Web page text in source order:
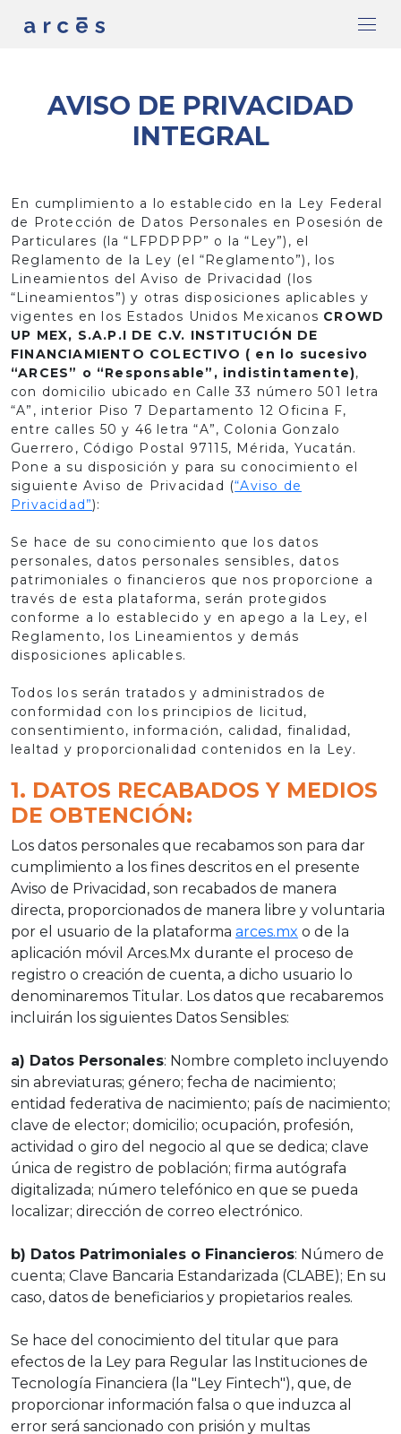
AVISO DE PRIVACIDAD
INTEGRAL
En cumplimiento a lo establecido en la Ley Federal
de Protección de Datos Personales en Posesión de
Particulares (la “LFPDPPP” o la “Ley”), el
Reglamento de la Ley (el “Reglamento”), los
Lineamientos del Aviso de Privacidad (los
“Lineamientos”) y otras disposiciones aplicables y
vigentes en los Estados Unidos Mexicanos CROWD
UP MEX, S.A.P.I DE C.V. INSTITUCIÓN DE
FINANCIAMIENTO COLECTIVO ( en lo sucesivo
“ARCES” o “Responsable”, indistintamente),
con domicilio ubicado en Calle 33 número 501 letra
“A”, interior Piso 7 Departamento 12 Oficina F,
entre calles 50 y 46 letra “A”, Colonia Gonzalo
Guerrero, Código Postal 97115, Mérida, Yucatán.
Pone a su disposición y para su conocimiento el
siguiente Aviso de Privacidad (“Aviso de
Privacidad”):
Se hace de su conocimiento que los datos
personales, datos personales sensibles, datos
patrimoniales o financieros que nos proporcione a
través de esta plataforma, serán protegidos
conforme a lo establecido y en apego a la Ley, el
Reglamento, los Lineamientos y demás
disposiciones aplicables.
Todos los serán tratados y administrados de
conformidad con los principios de licitud,
consentimiento, información, calidad, finalidad,
lealtad y proporcionalidad contenidos en la Ley.
1. DATOS RECABADOS Y MEDIOS
DE OBTENCIÓN:
Los datos personales que recabamos son para dar
cumplimiento a los fines descritos en el presente
Aviso de Privacidad, son recabados de manera
directa, proporcionados de manera libre y voluntaria
por el usuario de la plataforma arces.mx o de la
aplicación móvil Arces.Mx durante el proceso de
registro o creación de cuenta, a dicho usuario lo
denominaremos Titular. Los datos que recabaremos
incluirán los siguientes Datos Sensibles:
a) Datos Personales: Nombre completo incluyendo
sin abreviaturas; género; fecha de nacimiento;
entidad federativa de nacimiento; país de nacimiento;
clave de elector; domicilio; ocupación, profesión,
actividad o giro del negocio al que se dedica; clave
única de registro de población; firma autógrafa
digitalizada; número telefónico en que se pueda
localizar; dirección de correo electrónico.
b) Datos Patrimoniales o Financieros: Número de
cuenta; Clave Bancaria Estandarizada (CLABE); En su
caso, datos de beneficiarios y propietarios reales.
Se hace del conocimiento del titular que para
efectos de la Ley para Regular las Instituciones de
Tecnología Financiera (la "Ley Fintech"), que, de
proporcionar información falsa o que induzca al
error será sancionado con prisión y multas